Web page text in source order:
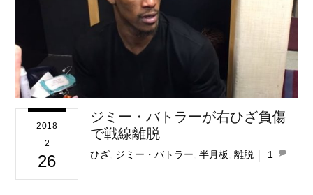
2018
2
26
ジミー・バトラーが右ひざ負傷
で戦線離脱
ひざ ジミー・バトラー ,半月板 ,離脱 1